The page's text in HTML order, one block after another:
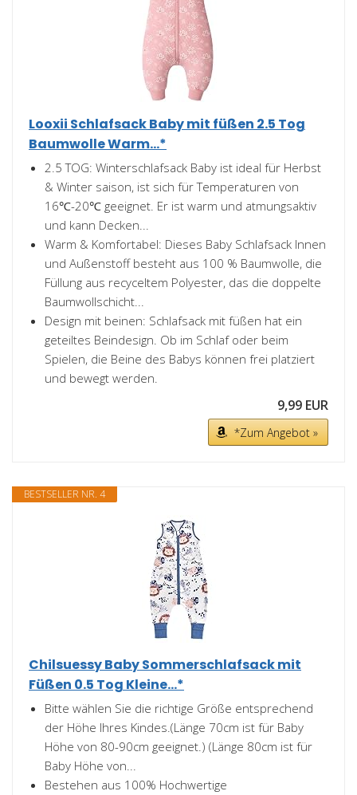
Looxii Schlafsack Baby mit füßen 2.5 Tog
Baumwolle Warm...*
2.5 TOG: Winterschlafsack Baby ist ideal für Herbst
& Winter saison, ist sich für Temperaturen von
16℃-20℃ geeignet. Er ist warm und atmungsaktiv
und kann Decken...
Warm & Komfortabel: Dieses Baby Schlafsack Innen
und Außenstoff besteht aus 100 % Baumwolle, die
Füllung aus recyceltem Polyester, das die doppelte
Baumwollschicht...
Design mit beinen: Schlafsack mit füßen hat ein
geteiltes Beindesign. Ob im Schlaf oder beim
Spielen, die Beine des Babys können frei platziert
und bewegt werden.
9,99 EUR
*Zum Angebot »
BESTSELLER NR. 4
Chilsuessy Baby Sommerschlafsack mit
Füßen 0.5 Tog Kleine...*
Bitte wählen Sie die richtige Größe entsprechend
der Höhe Ihres Kindes.(Länge 70cm ist für Baby
Höhe von 80-90cm geeignet.) (Länge 80cm ist für
Baby Höhe von...
Bestehen aus 100% Hochwertige